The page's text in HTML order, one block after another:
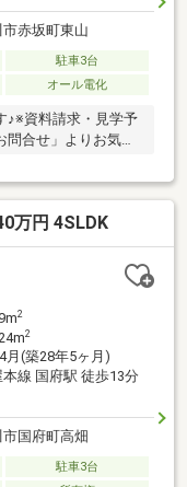
赤坂町東山
駐車3台
オール電化
♪※資料請求・見学予
合せ」よりお気軽
万円 4SLDK
2
2
月(築28年5ヶ月)
線 国府駅 徒歩13分
国府町高畑
駐車3台